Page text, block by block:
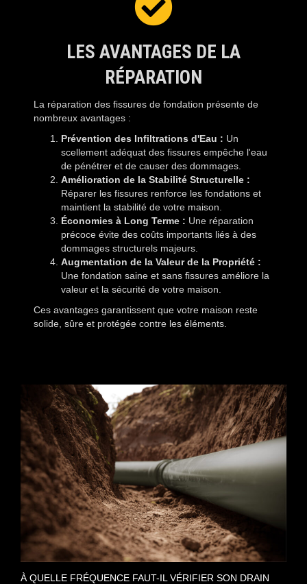
LES AVANTAGES DE LA
RÉPARATION
La réparation des fissures de fondation présente de
nombreux avantages :
Prévention des Infiltrations d'Eau : Un
scellement adéquat des fissures empêche l'eau
de pénétrer et de causer des dommages.
Amélioration de la Stabilité Structurelle :
Réparer les fissures renforce les fondations et
maintient la stabilité de votre maison.
Économies à Long Terme : Une réparation
précoce évite des coûts importants liés à des
dommages structurels majeurs.
Augmentation de la Valeur de la Propriété :
Une fondation saine et sans fissures améliore la
valeur et la sécurité de votre maison.
Ces avantages garantissent que votre maison reste
solide, sûre et protégée contre les éléments.
À QUELLE FRÉQUENCE FAUT-IL VÉRIFIER SON DRAIN